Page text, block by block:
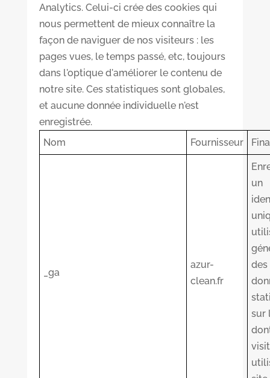
Analytics. Celui-ci crée des cookies qui
nous permettent de mieux connaître la
façon de naviguer de nos visiteurs : les
pages vues, le temps passé, etc, toujours
dans l'optique d'améliorer le contenu de
notre site. Ces statistiques sont globales,
et aucune donnée individuelle n'est
enregistrée.
Nom
Fournisseur
_ga
azur-
clean.fr
un
des
sur